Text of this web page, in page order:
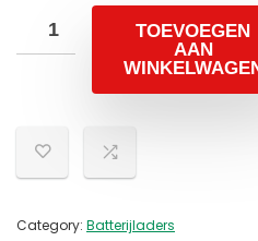
TOEVOEGEN
AAN
Category: Batterijladers